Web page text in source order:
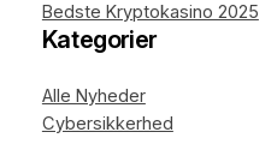
Bedste Kryptokasino 2025
Kategorier
Alle Nyheder
Cybersikkerhed